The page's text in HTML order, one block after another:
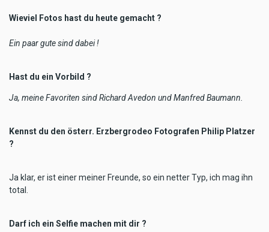
Wieviel Fotos hast du heute gemacht ?
Ein paar gute sind dabei !
Hast du ein Vorbild ?
Ja, meine Favoriten sind Richard Avedon und Manfred Baumann.
Kennst du den österr. Erzbergrodeo Fotografen Philip Platzer
?
Ja klar, er ist einer meiner Freunde, so ein netter Typ, ich mag ihn
total.
Darf ich ein Selfie machen mit dir ?